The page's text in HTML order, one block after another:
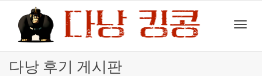
다낭 후기 게시판